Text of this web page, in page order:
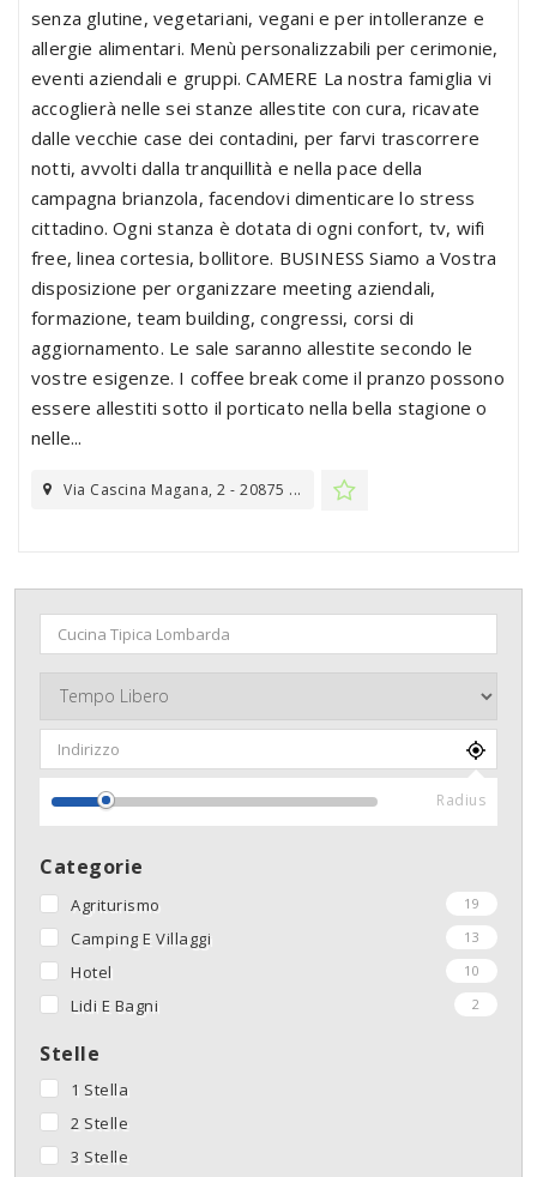
senza glutine, vegetariani, vegani e per intolleranze e
allergie alimentari. Menù personalizzabili per cerimonie,
eventi aziendali e gruppi. CAMERE La nostra famiglia vi
accoglierà nelle sei stanze allestite con cura, ricavate
dalle vecchie case dei contadini, per farvi trascorrere
notti, avvolti dalla tranquillità e nella pace della
campagna brianzola, facendovi dimenticare lo stress
cittadino. Ogni stanza è dotata di ogni confort, tv, wifi
free, linea cortesia, bollitore. BUSINESS Siamo a Vostra
disposizione per organizzare meeting aziendali,
formazione, team building, congressi, corsi di
aggiornamento. Le sale saranno allestite secondo le
vostre esigenze. I coffee break come il pranzo possono
essere allestiti sotto il porticato nella bella stagione o
nelle...
Via Cascina Magana, 2 - 20875 ...
Radius
Categorie
Agriturismo 19
Camping E Villaggi 13
Hotel 10
Lidi E Bagni 2
Stelle
1 Stella
2 Stelle
3 Stelle